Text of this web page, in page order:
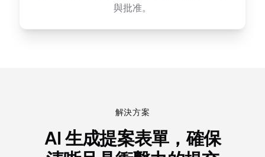
與批准。
解決方案
AI 生成提案表單，確保